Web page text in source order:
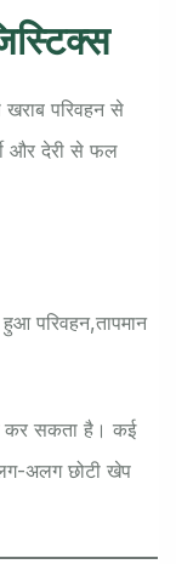
परिवहन से
और देरी से फल
परिवहन,तापमान
कर सकता है। कई
अलग छोटी खेप